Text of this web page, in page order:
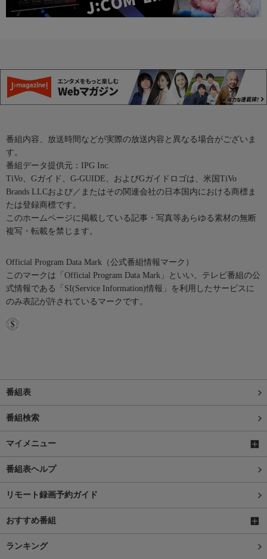
番組内容、放送時間などが実際の放送内容と異なる場合がございま
す。
番組データ提供元：IPG Inc.
TiVo、Gガイド、G-GUIDE、およびGガイドロゴは、米国TiVo
Brands LLCおよび／またはその関連会社の日本国内における商標ま
たは登録商標です。
このホームページに掲載している記事・写真等あらゆる素材の無断
複写・転載を禁じます。
Official Program Data Mark（公式番組情報マーク）
このマークは「Official Program Data Mark」といい、テレビ番組の公
式情報である「SI(Service Information)情報」を利用したサービスに
のみ表記が許されているマークです。
番組表
番組検索
マイメニュー
番組表ヘルプ
リモート録画予約ガイド
おすすめ番組
ランキング